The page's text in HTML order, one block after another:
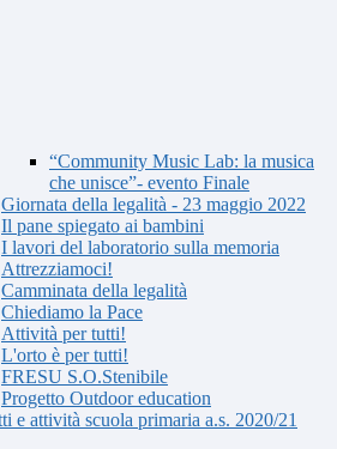
“Community Music Lab: la musica
che unisce”- evento Finale
Giornata della legalità - 23 maggio 2022
Il pane spiegato ai bambini
I lavori del laboratorio sulla memoria
Attrezziamoci!
Camminata della legalità
Chiediamo la Pace
Attività per tutti!
L'orto è per tutti!
FRESU S.O.Stenibile
Progetto Outdoor education
e attività scuola primaria a.s. 2020/21